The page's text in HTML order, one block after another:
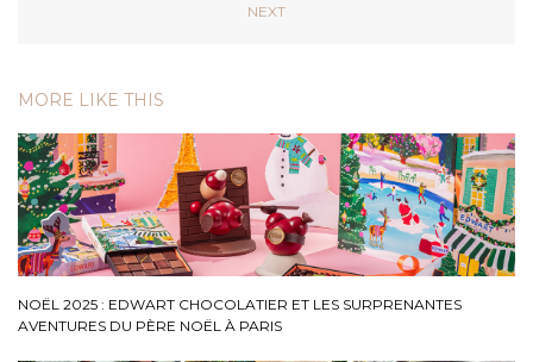
NEXT
MORE LIKE THIS
NOËL 2025 : EDWART CHOCOLATIER ET LES SURPRENANTES
AVENTURES DU PÈRE NOËL À PARIS